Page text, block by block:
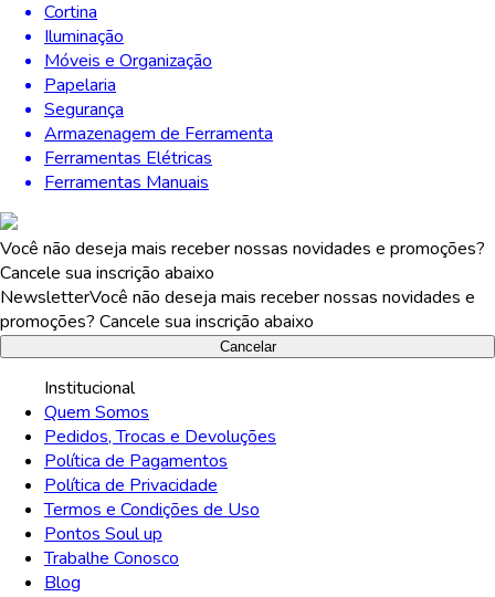
Cortina
Iluminação
Móveis e Organização
Papelaria
Segurança
Armazenagem de Ferramenta
Ferramentas Elétricas
Ferramentas Manuais
Você não deseja mais receber nossas novidades e promoções?
Cancele sua inscrição abaixo
NewsletterVocê não deseja mais receber nossas novidades e
promoções? Cancele sua inscrição abaixo
Cancelar
Institucional
Quem Somos
Pedidos, Trocas e Devoluções
Política de Pagamentos
Política de Privacidade
Termos e Condições de Uso
Pontos Soul up
Trabalhe Conosco
Blog